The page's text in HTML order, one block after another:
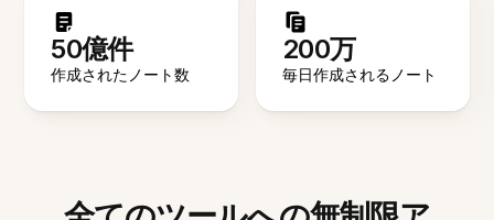
50億件
作成されたノート数
200万
毎日作成されるノート